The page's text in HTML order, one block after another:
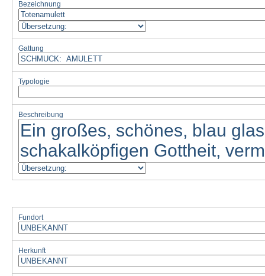
Bezeichnung
Gattung
Typologie
Beschreibung
Fundort
Herkunft